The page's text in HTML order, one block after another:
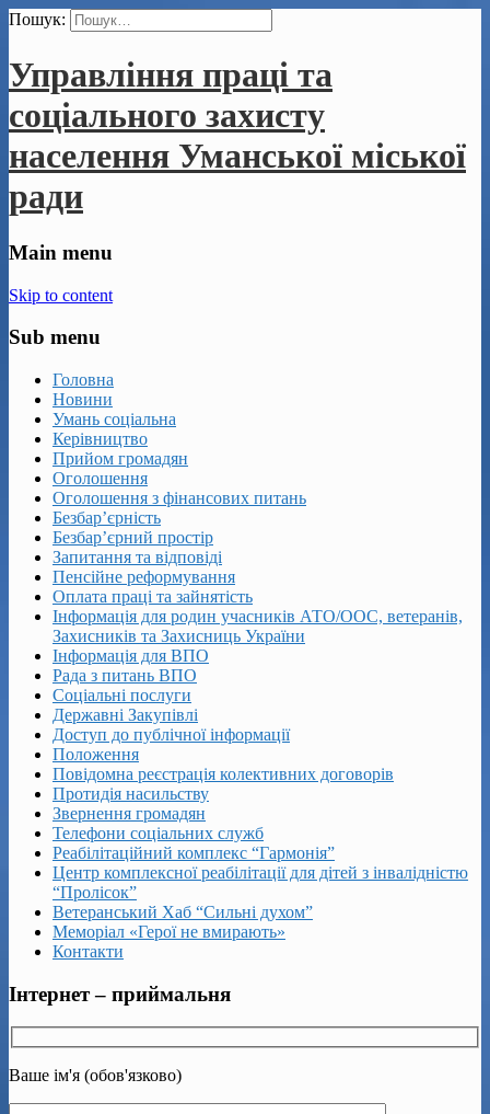
Пошук:
Управління праці та
соціального захисту
населення Уманської міської
ради
Main menu
Skip to content
Sub menu
Головна
Новини
Умань соціальна
Керівництво
Прийом громадян
Оголошення
Оголошення з фінансових питань
Безбар’єрність
Безбар’єрний простір
Запитання та відповіді
Пенсійне реформування
Оплата праці та зайнятість
Інформація для родин учасників АТО/ООС, ветеранів,
Захисників та Захисниць України
Інформація для ВПО
Рада з питань ВПО
Соціальні послуги
Державні Закупівлі
Доступ до публічної інформації
Положення
Повідомна реєстрація колективних договорів
Протидія насильству
Звернення громадян
Телефони соціальних служб
Реабілітаційний комплекс “Гармонія”
Центр комплексної реабілітації для дітей з інвалідністю
“Пролісок”
Ветеранський Хаб “Сильні духом”
Меморіал «Герої не вмирають»
Контакти
Інтернет – приймальня
Ваше ім'я (обов'язково)